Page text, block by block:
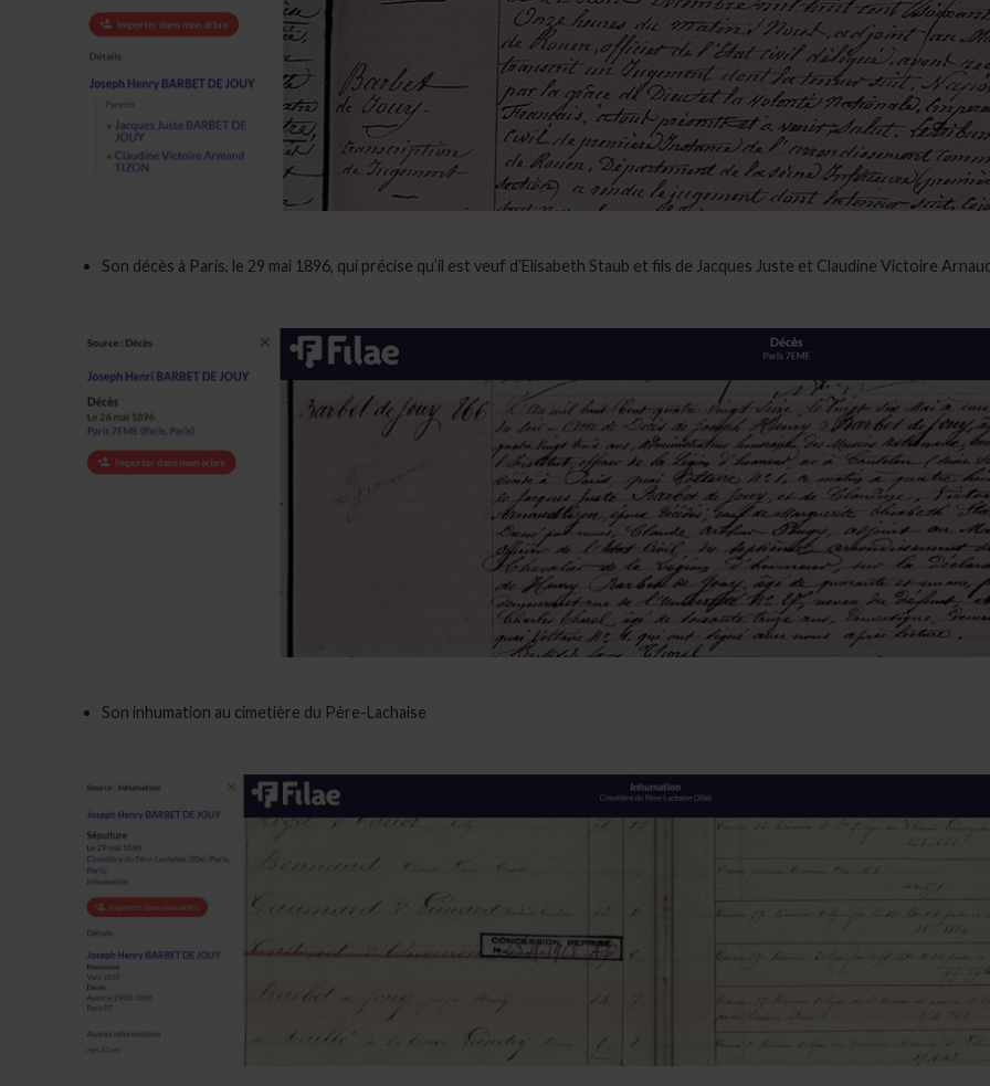
Son décès à Paris, le 29 mai 1896, qui précise qu’il est veuf d’Elisabeth Staub et fils de Jacques Juste et Claudine Victoire
Son inhumation au cimetière du Père-Lachaise